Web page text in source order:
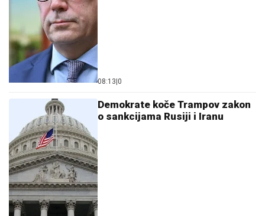
08:13|0
Demokrate koče Trampov zakon
o sankcijama Rusiji i Iranu